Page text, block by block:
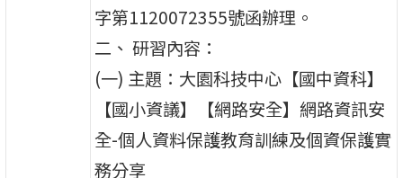
字第1120072355號函辦理。
二、 研習內容：
(一) 主題：大園科技中心【國中資科】
【國小資議】【網路安全】網路資訊安
全-個人資料保護教育訓練及個資保護實
務分享